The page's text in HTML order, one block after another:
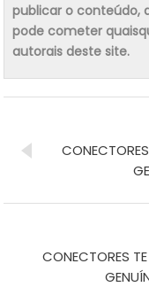
publicar o conteúdo,
pode cometer
autorais deste site.
CONECTORES